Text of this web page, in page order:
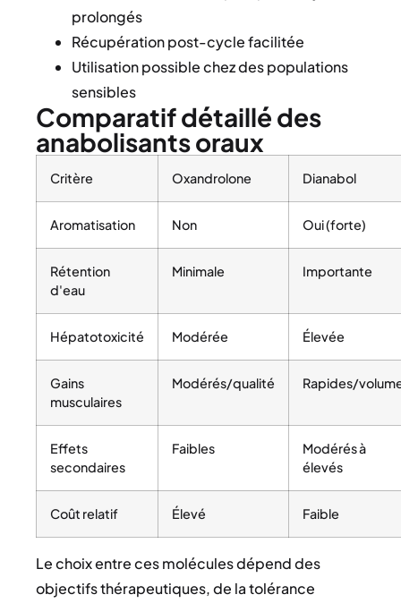
prolongés
Récupération post-cycle facilitée
Utilisation possible chez des populations
sensibles
Comparatif détaillé des
anabolisants oraux
Critère Oxandrolone Dianabol
Aromatisation Non Oui (forte)
Rétention
d'eau
Minimale Importante
Hépatotoxicité Modérée Élevée
Gains
musculaires
Modérés/qualité Rapides/
Effets
secondaires
Faibles
Modérés à
élevés
Coût relatif Élevé Faible
Le choix entre ces molécules dépend des
objectifs thérapeutiques, de la tolérance